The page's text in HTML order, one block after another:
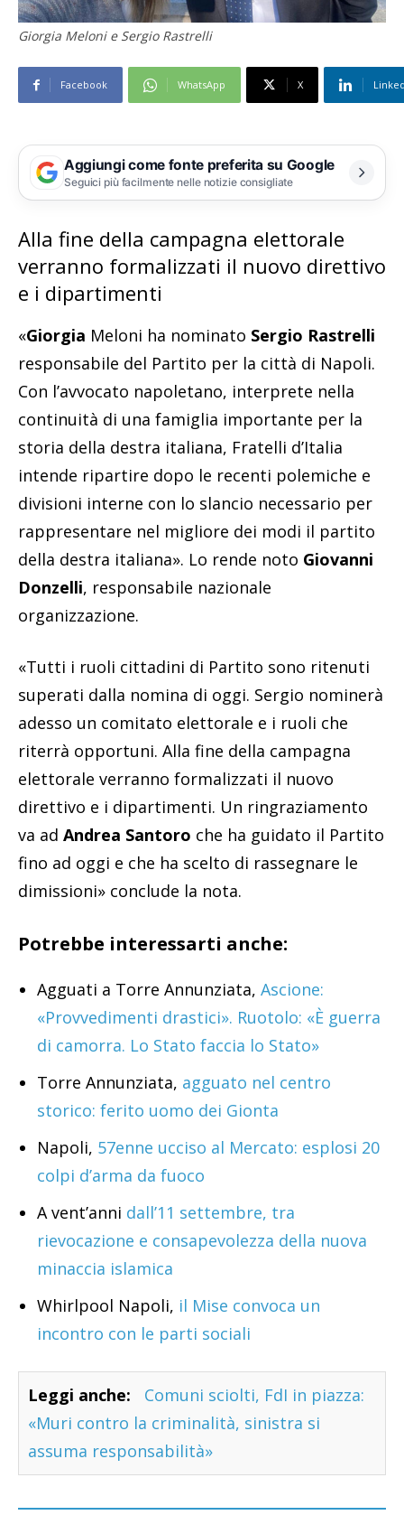
Giorgia Meloni e Sergio Rastrelli
Facebook WhatsApp X
Aggiungi come fonte preferita su Google
Seguici più facilmente nelle notizie consigliate
Alla fine della campagna elettorale
verranno formalizzati il nuovo direttivo
e i dipartimenti
«Giorgia Meloni ha nominato Sergio Rastrelli
responsabile del Partito per la città di Napoli.
Con l’avvocato napoletano, interprete nella
continuità di una famiglia importante per la
storia della destra italiana, Fratelli d’Italia
intende ripartire dopo le recenti polemiche e
divisioni interne con lo slancio necessario per
rappresentare nel migliore dei modi il partito
della destra italiana». Lo rende noto Giovanni
Donzelli, responsabile nazionale
organizzazione.
«Tutti i ruoli cittadini di Partito sono ritenuti
superati dalla nomina di oggi. Sergio nominerà
adesso un comitato elettorale e i ruoli che
riterrà opportuni. Alla fine della campagna
elettorale verranno formalizzati il nuovo
direttivo e i dipartimenti. Un ringraziamento
va ad Andrea Santoro che ha guidato il Partito
fino ad oggi e che ha scelto di rassegnare le
dimissioni» conclude la nota.
Potrebbe interessarti anche:
Agguati a Torre Annunziata, Ascione:
«Provvedimenti drastici». Ruotolo: «È guerra
di camorra. Lo Stato faccia lo Stato»
Torre Annunziata, agguato nel centro
storico: ferito uomo dei Gionta
Napoli, 57enne ucciso al Mercato: esplosi 20
colpi d’arma da fuoco
A vent’anni dall’11 settembre, tra
rievocazione e consapevolezza della nuova
minaccia islamica
Whirlpool Napoli, il Mise convoca un
incontro con le parti sociali
Leggi anche:
Comuni sciolti, FdI in piazza:
«Muri contro la criminalità, sinistra si
assuma responsabilità»